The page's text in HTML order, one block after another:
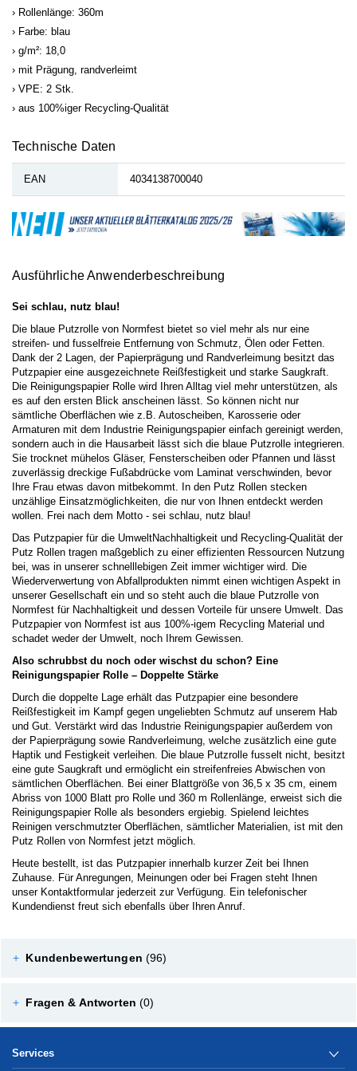
Rollenlänge: 360m
Farbe: blau
g/m²: 18,0
mit Prägung, randverleimt
VPE: 2 Stk.
aus 100%iger Recycling-Qualität
Technische Daten
EAN 4034138700040
Ausführliche Anwenderbeschreibung
Sei schlau, nutz blau!
Die blaue Putzrolle von Normfest bietet so viel mehr als nur eine
streifen- und fusselfreie Entfernung von Schmutz, Ölen oder Fetten.
Dank der 2 Lagen, der Papierprägung und Randverleimung besitzt das
Putzpapier eine ausgezeichnete Reißfestigkeit und starke Saugkraft.
Die Reinigungspapier Rolle wird Ihren Alltag viel mehr unterstützen, als
es auf den ersten Blick anscheinen lässt. So können nicht nur
sämtliche Oberflächen wie z.B. Autoscheiben, Karosserie oder
Armaturen mit dem Industrie Reinigungspapier einfach gereinigt werden,
sondern auch in die Hausarbeit lässt sich die blaue Putzrolle integrieren.
Sie trocknet mühelos Gläser, Fensterscheiben oder Pfannen und lässt
zuverlässig dreckige Fußabdrücke vom Laminat verschwinden, bevor
Ihre Frau etwas davon mitbekommt. In den Putz Rollen stecken
unzählige Einsatzmöglichkeiten, die nur von Ihnen entdeckt werden
wollen. Frei nach dem Motto - sei schlau, nutz blau!
Das Putzpapier für die UmweltNachhaltigkeit und Recycling-Qualität der
Putz Rollen tragen maßgeblich zu einer effizienten Ressourcen Nutzung
bei, was in unserer schnelllebigen Zeit immer wichtiger wird. Die
Wiederverwertung von Abfallprodukten nimmt einen wichtigen Aspekt in
unserer Gesellschaft ein und so steht auch die blaue Putzrolle von
Normfest für Nachhaltigkeit und dessen Vorteile für unsere Umwelt. Das
Putzpapier von Normfest ist aus 100%-igem Recycling Material und
schadet weder der Umwelt, noch Ihrem Gewissen.
Also schrubbst du noch oder wischst du schon? Eine
Reinigungspapier Rolle – Doppelte Stärke
Durch die doppelte Lage erhält das Putzpapier eine besondere
Reißfestigkeit im Kampf gegen ungeliebten Schmutz auf unserem Hab
und Gut. Verstärkt wird das Industrie Reinigungspapier außerdem von
der Papierprägung sowie Randverleimung, welche zusätzlich eine gute
Haptik und Festigkeit verleihen. Die blaue Putzrolle fusselt nicht, besitzt
eine gute Saugkraft und ermöglicht ein streifenfreies Abwischen von
sämtlichen Oberflächen. Bei einer Blattgröße von 36,5 x 35 cm, einem
Abriss von 1000 Blatt pro Rolle und 360 m Rollenlänge, erweist sich die
Reinigungspapier Rolle als besonders ergiebig. Spielend leichtes
Reinigen verschmutzter Oberflächen, sämtlicher Materialien, ist mit den
Putz Rollen von Normfest jetzt möglich.
Heute bestellt, ist das Putzpapier innerhalb kurzer Zeit bei Ihnen
Zuhause. Für Anregungen, Meinungen oder bei Fragen steht Ihnen
unser Kontaktformular jederzeit zur Verfügung. Ein telefonischer
Kundendienst freut sich ebenfalls über Ihren Anruf.
+ Kundenbewertungen (96)
+ Fragen & Antworten (0)
Services